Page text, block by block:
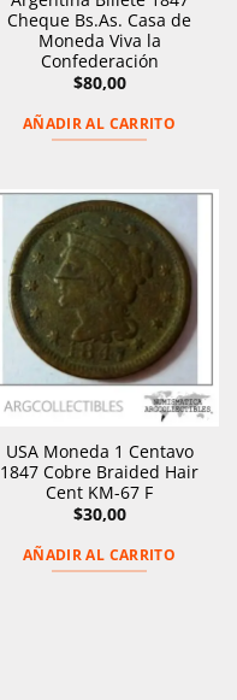
Cheque Bs.As. Casa de
Moneda Viva la
Confederación
$80,00
AÑADIR AL CARRITO
USA Moneda 1 Centavo
1847 Cobre Braided Hair
Cent KM-67 F
$30,00
AÑADIR AL CARRITO